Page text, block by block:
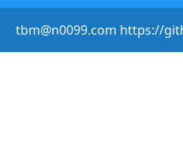
tbm@n0099.com https://